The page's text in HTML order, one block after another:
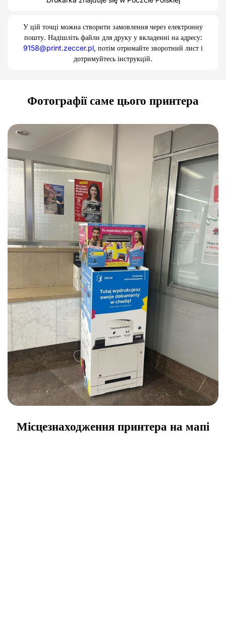
У цій точці можна створити замовлення через електронну
пошту. Надішліть файли для друку у вкладенні на адресу:
9158@print.zeccer.pl, потім отримайте зворотний лист і
дотримуйтесь інструкцій.
Фотографії саме цього принтера
Місцезнаходження принтера на мапі